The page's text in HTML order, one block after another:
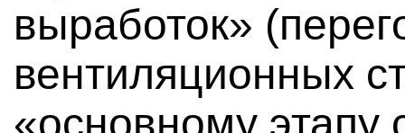
выработок»
вентиляционных